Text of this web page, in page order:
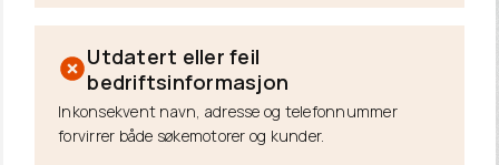
Utdatert eller feil
bedriftsinformasjon
Inkonsekvent navn, adresse og telefonnummer
forvirrer både søkemotorer og kunder.